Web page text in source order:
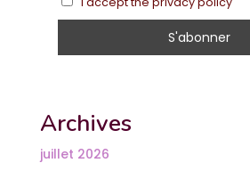
Archives
juillet 2026